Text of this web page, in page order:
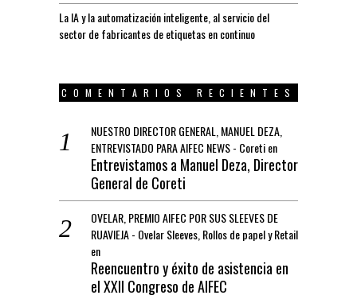
La IA y la automatización inteligente, al servicio del
sector de fabricantes de etiquetas en continuo
COMENTARIOS RECIENTES
NUESTRO DIRECTOR GENERAL, MANUEL DEZA,
ENTREVISTADO PARA AIFEC NEWS - Coretien
Entrevistamos a Manuel Deza, Director
General de Coreti
OVELAR, PREMIO AIFEC POR SUS SLEEVES DE
RUAVIEJA - Ovelar Sleeves, Rollos de papel y Retail
en
Reencuentro y éxito de asistencia en
el XXII Congreso de AIFEC